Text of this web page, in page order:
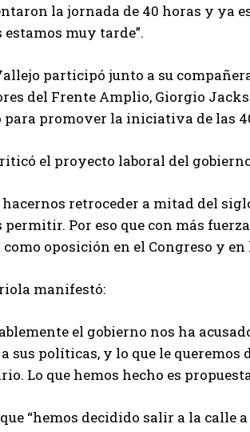
la jornada de 40 horas y ya
estamos muy tarde”.
participó junto a su
del Frente Amplio, Giorgio
para promover la iniciativa de las
el proyecto laboral del
hacernos retroceder a mitad del
permitir. Por eso que con más
oposición en el Congreso y en
manifestó:
el gobierno nos ha
sus políticas, y lo que le queremos
Lo que hemos hecho es
“hemos decidido salir a la calle